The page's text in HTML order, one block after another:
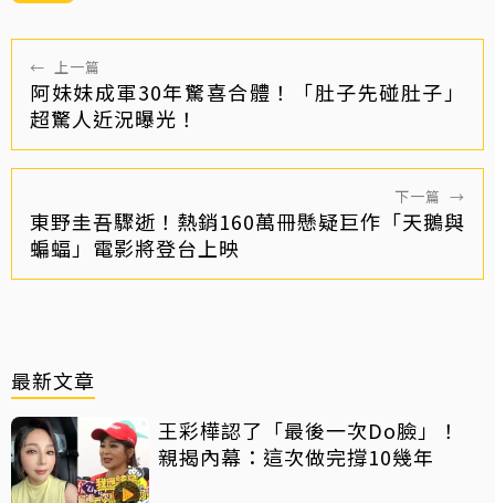
← 上一篇
阿妹妹成軍30年驚喜合體！「肚子先碰肚子」
超驚人近況曝光！
下一篇 →
東野圭吾驟逝！熱銷160萬冊懸疑巨作「天鵝與
蝙蝠」電影將登台上映
最新文章
王彩樺認了「最後一次Do臉」！
親揭內幕：這次做完撐10幾年